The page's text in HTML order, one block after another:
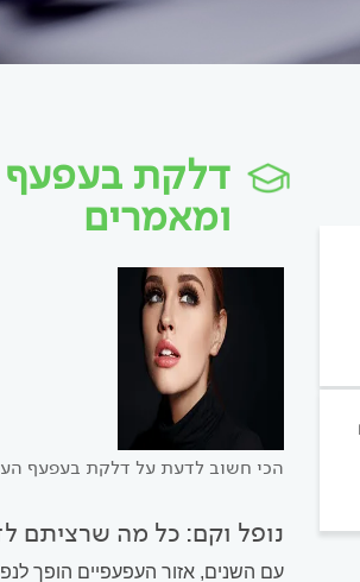
דלקת בעפעף
ומאמרים
הכי חשוב לדעת על דלקת בעפעף
נופל וקם: כל מה שרציתם
עם השנים, אזור העפעפיים הופך